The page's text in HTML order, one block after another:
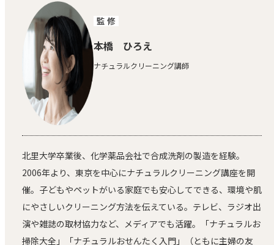
監 修
本橋 ひろえ
ナチュラルクリーニング講師
北里大学卒業後、化学薬品会社で合成洗剤の製造を経験。
2006年より、東京を中心にナチュラルクリーニング講座を開
催。子どもやペットがいる家庭でも安心してできる、環境や肌
にやさしいクリーニング方法を伝えている。テレビ、ラジオ出
演や雑誌の取材協力など、メディアでも活躍。「ナチュラルお
掃除大全」「ナチュラルおせんたく入門」（ともに主婦の友